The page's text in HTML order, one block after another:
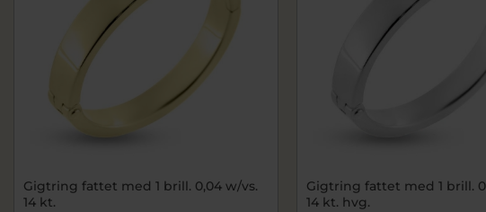
Gigtring fattet med 1 brill. 0,04 w/vs.
14 kt.
Gigtring fattet med 1 brill.
14 kt. hvg.